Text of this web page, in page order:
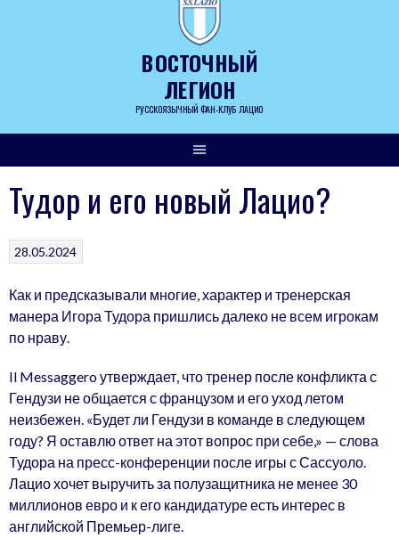
ВОСТОЧНЫЙ
ЛЕГИОН
РУССКОЯЗЫЧНЫЙ ФАН-КЛУБ ЛАЦИО
Тудор и его новый Лацио?
28.05.2024
Как и предсказывали многие, характер и тренерская
манера Игора Тудора пришлись далеко не всем игрокам
по нраву.
Il Messaggero утверждает, что тренер после конфликта с
Гендузи не общается с французом и его уход летом
неизбежен. «Будет ли Гендузи в команде в следующем
году? Я оставлю ответ на этот вопрос при себе,» — слова
Тудора на пресс-конференции после игры с Сассуоло.
Лацио хочет выручить за полузащитника не менее 30
миллионов евро и к его кандидатуре есть интерес в
английской Премьер-лиге.